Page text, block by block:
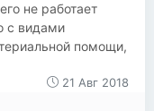
не работает
с видами
помощи,
21 Авг 2018